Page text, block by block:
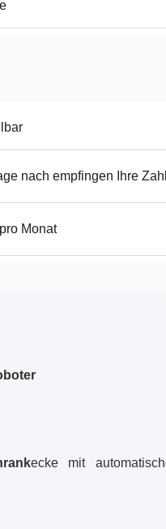
nach empfingen Ihre
Monat
ecke mit